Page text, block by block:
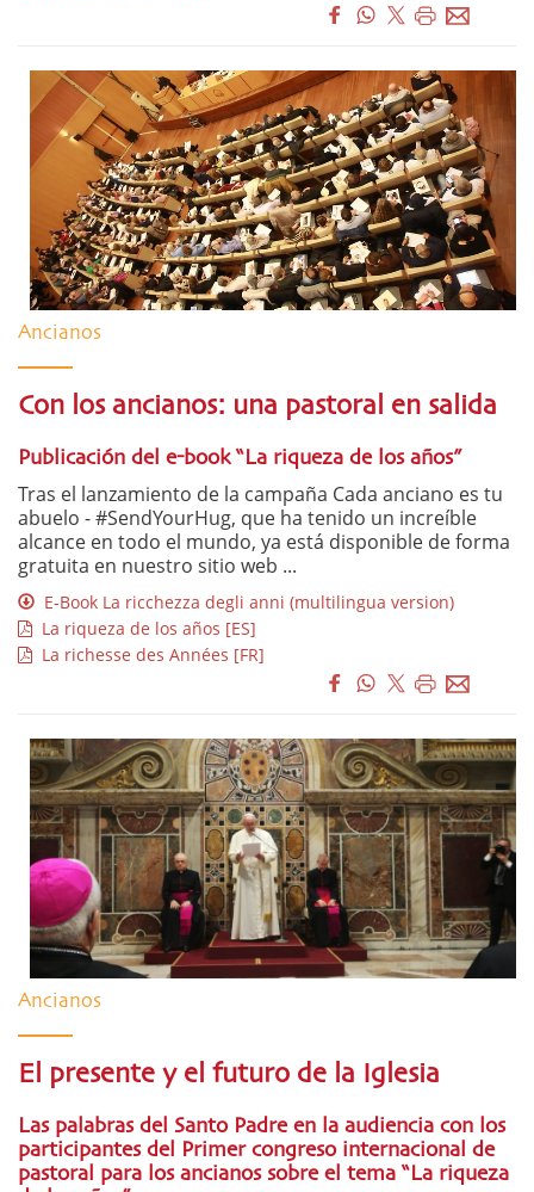
Ancianos
Con los ancianos: una pastoral en salida
Publicación del e-book “La riqueza de los años”
Tras el lanzamiento de la campaña Cada anciano es tu
abuelo - #SendYourHug, que ha tenido un increíble
alcance en todo el mundo, ya está disponible de forma
gratuita en nuestro sitio web ...
E-Book La ricchezza degli anni (multilingua version)
La riqueza de los años [ES]
La richesse des Années [FR]
Ancianos
El presente y el futuro de la Iglesia
Las palabras del Santo Padre en la audiencia con los
participantes del Primer congreso internacional de
pastoral para los ancianos sobre el tema “La riqueza